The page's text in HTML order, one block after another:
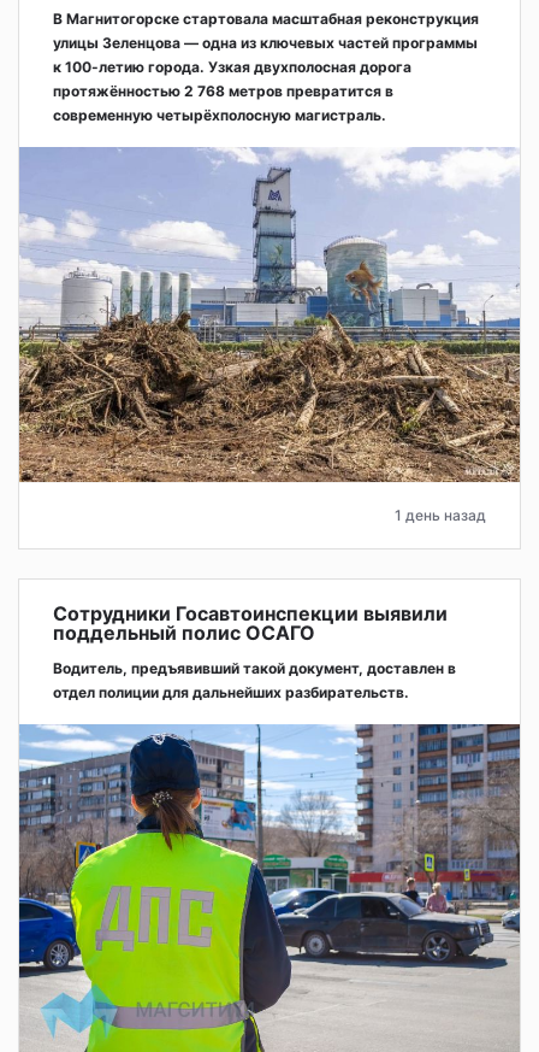
В Магнитогорске стартовала масштабная реконструкция
улицы Зеленцова — одна из ключевых частей программы
к 100-летию города. Узкая двухполосная дорога
протяжённостью 2 768 метров превратится в
современную четырёхполосную магистраль.
1 день назад
Сотрудники Госавтоинспекции выявили
поддельный полис ОСАГО
Водитель, предъявивший такой документ, доставлен в
отдел полиции для дальнейших разбирательств.